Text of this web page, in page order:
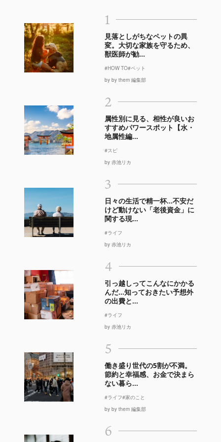
1
見落としがちなペットの異
変。大切な家族を守るため、
獣医師が勧...
#HOW TO#ペット
by by them 編集部
2
属性別に見る、相性が良いお
すすめパワースポット【水・
地属性編...
#スピ
by 赤池リカ
3
日々の生活で精一杯…不安だ
けど動けない「老後資金」に
関する現...
#ライフ
by 赤池リカ
4
引っ越しってこんなにかかる
んだ…知っておきたい予想外
の出費と...
#ライフ
by 赤池リカ
5
働き盛り世代の5割が不満。
節約と幸福感、お金で決まら
ない暮ら...
#ライフ#家のこと
by by them 編集部
6